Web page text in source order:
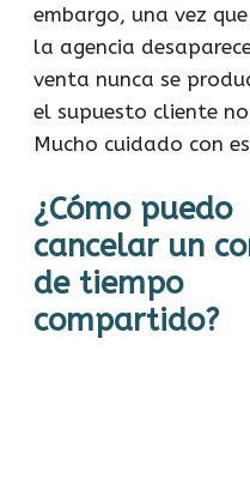
embargo, una vez
la agencia
venta nunca se
el supuesto cliente
Mucho cuidado con
¿Cómo puedo
cancelar un
de tiempo
compartido?